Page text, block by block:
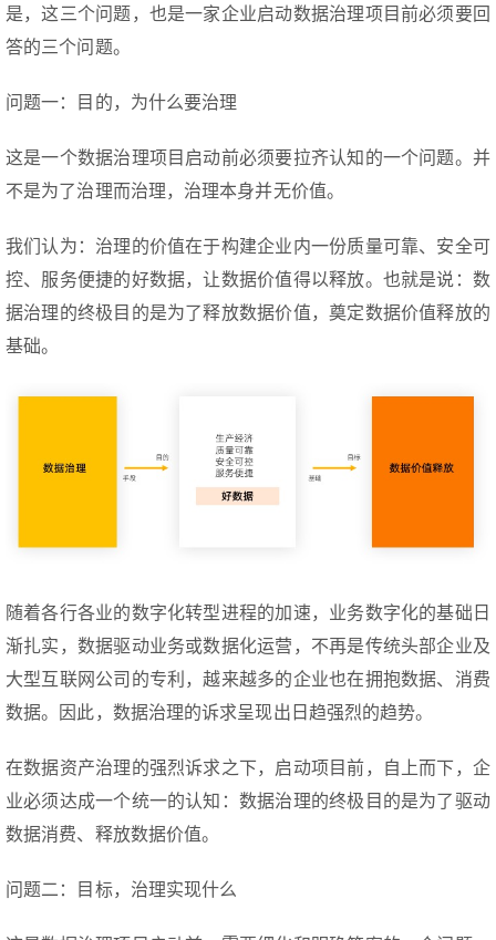
是，这三个问题，也是一家企业启动数据治理项目前必须要回
答的三个问题。
问题一：目的，为什么要治理
这是一个数据治理项目启动前必须要拉齐认知的一个问题。并
不是为了治理而治理，治理本身并无价值。
我们认为：治理的价值在于构建企业内一份质量可靠、安全可
控、服务便捷的好数据，让数据价值得以释放。也就是说：数
据治理的终极目的是为了释放数据价值，奠定数据价值释放的
基础。
随着各行各业的数字化转型进程的加速，业务数字化的基础日
渐扎实，数据驱动业务或数据化运营，不再是传统头部企业及
大型互联网公司的专利，越来越多的企业也在拥抱数据、消费
数据。因此，数据治理的诉求呈现出日趋强烈的趋势。
在数据资产治理的强烈诉求之下，启动项目前，自上而下，企
业必须达成一个统一的认知：数据治理的终极目的是为了驱动
数据消费、释放数据价值。
问题二：目标，治理实现什么